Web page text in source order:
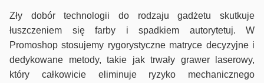
Zły dobór technologii do rodzaju gadżetu skutkuje
łuszczeniem się farby i spadkiem autorytetuj. W
Promoshop stosujemy rygorystyczne matryce decyzyjne i
dedykowane metody, takie jak trwały grawer laserowy,
który całkowicie eliminuje ryzyko mechanicznego